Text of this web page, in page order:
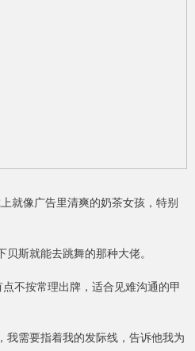
就像广告里清爽的奶茶女孩，特别
斯就能去跳舞的那种大佬。
不按常理出牌，适合见难沟通的甲
我需要指着我的发际线，告诉他我为